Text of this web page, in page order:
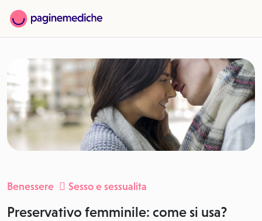
Benessere Sesso e sessualita
Preservativo femminile: come si usa?